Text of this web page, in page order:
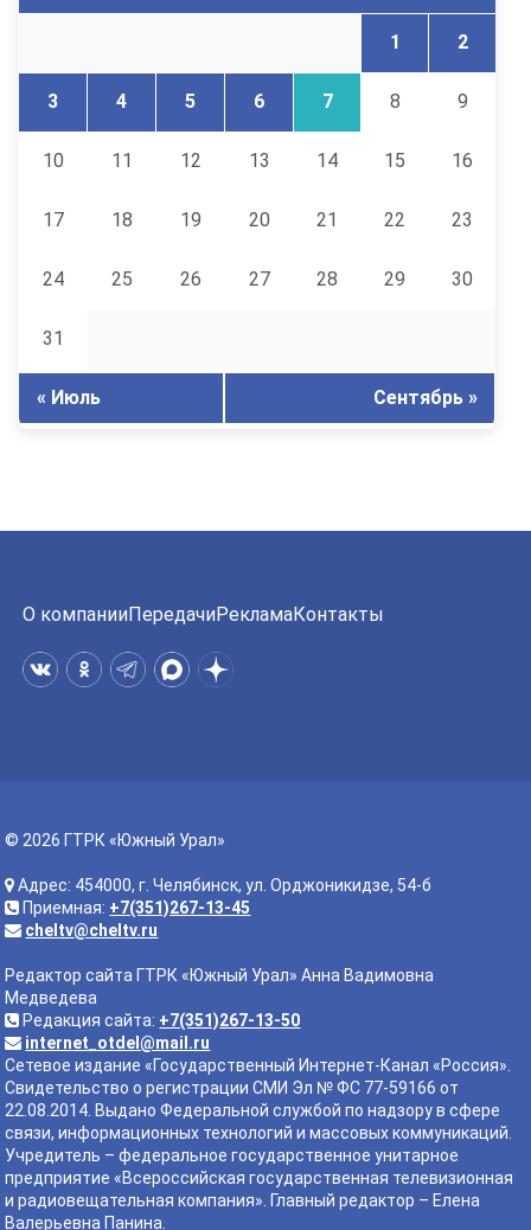
1 2
3 4 5 6 7 8 9
10 11 12 13 14 15 16
17 18 19 20 21 22 23
24 25 26 27 28 29 30
31
« Июль Сентябрь »
О компанииПередачиРекламаКонтакты
© 2026 ГТРК «Южный Урал»
Адрес: 454000, г. Челябинск, ул. Орджоникидзе, 54-б
Приемная: +7(351)267-13-45
cheltv@cheltv.ru
Редактор сайта ГТРК «Южный Урал» Анна Вадимовна
Медведева
Редакция сайта: +7(351)267-13-50
internet_otdel@mail.ru
Сетевое издание «Государственный Интернет-Канал «Россия».
Свидетельство о регистрации СМИ Эл № ФС 77-59166 от
22.08.2014. Выдано Федеральной службой по надзору в сфере
связи, информационных технологий и массовых коммуникаций.
Учредитель – федеральное государственное унитарное
предприятие «Всероссийская государственная телевизионная
и радиовещательная компания». Главный редактор – Елена
Валерьевна Панина.